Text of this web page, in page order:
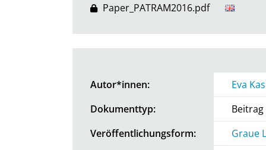
Paper_PATRAM2016.pdf
Autor*innen:
Eva
Dokumenttyp:
Veröffentlichungsform:
Graue